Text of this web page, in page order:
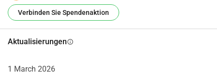
Geborgenheit, des Spiels und der Entwicklung.
Die Lehrerinnen der Schule und die pädagogischen
Leidenschaft ihre Räume gestaltet. Jede Ecke war mit
selbstgemachte Dekorationen. Es ist noch unklar, was
Verbinden Sie Spendenaktion
Aktualisierungeninfo
1 March 2026